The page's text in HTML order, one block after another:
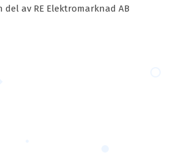
av RE Elektromarknad AB